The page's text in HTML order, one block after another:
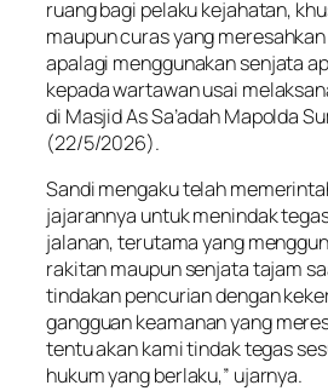
ruang bagi pelaku kejahatan,
maupun curas yang
apalagi menggunakan senjata
kepada wartawan usai
di Masjid As Sa’adah Mapolda
(22/5/2026).
Sandi mengaku telah
jajarannya untuk menindak
jalanan, terutama yang
rakitan maupun senjata tajam
tindakan pencurian dengan
gangguan keamanan yang
tentu akan kami tindak tegas
hukum yang berlaku,” ujarnya.